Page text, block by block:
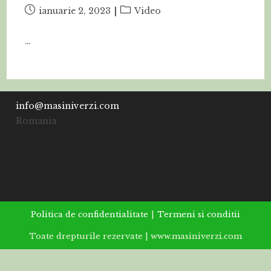
Postianuarie 2, 2023
PostVideo
…
info@masiniverzi.com
Romania
Politica de confidentialitate Termeni si conditii
Toate drepturile rezervate | www.masiniverzi.com